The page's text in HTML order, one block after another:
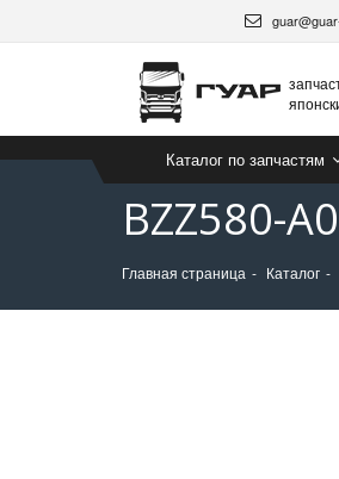
Каталог по запчастям
BZZ580-
Главная страница Каталог